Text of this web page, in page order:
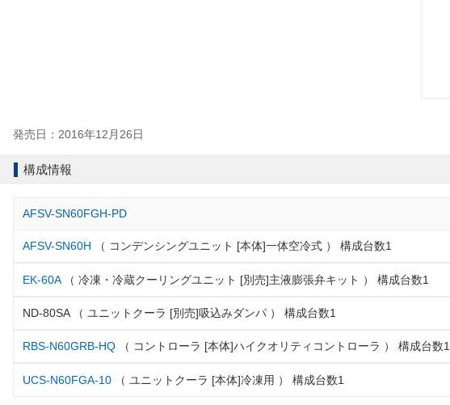
発売日：2016年12月26日
構成情報
AFSV-SN60FGH-PD
AFSV-SN60H （ コンデンシングユニット [本体]一体空冷式 ） 構成台数1
EK-60A （ 冷凍・冷蔵クーリングユニット [別売]主液膨張弁キット ） 構成台数1
ND-80SA （ ユニットクーラ [別売]吸込みダンパ ） 構成台数1
RBS-N60GRB-HQ （ コントローラ [本体]ハイクオリティコントローラ ） 構成台数1
UCS-N60FGA-10 （ ユニットクーラ [本体]冷凍用 ） 構成台数1